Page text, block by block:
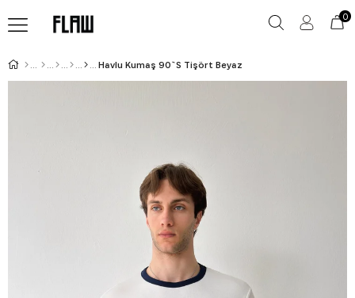
0
Havlu Kumaş 90`S Tişört Beyaz